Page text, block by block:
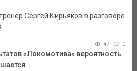
Сергей Кирьяков в разговоре
47 0
«Локомотива» вероятность